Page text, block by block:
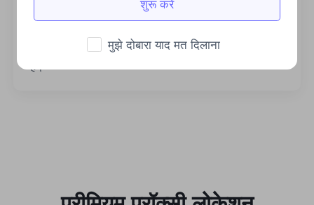
स्थिर एवं कुशल
प्रचुर मात्रा में बैंडविड्थ व्यावसायिक मांगों का समर्थन करता
है।
शुरू करें
मुझे दोबारा याद मत दिलाना